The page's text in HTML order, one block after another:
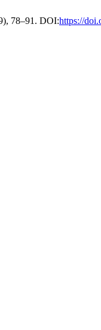
78–91. DOI:https://